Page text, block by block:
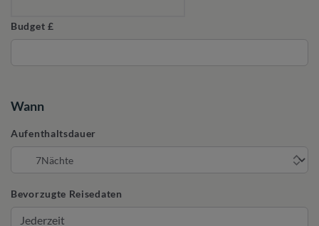
Budget £
Wann
Aufenthaltsdauer
Bevorzugte Reisedaten